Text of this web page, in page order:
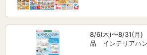
8/6(木)〜8/31(月)
品 インテリアハ